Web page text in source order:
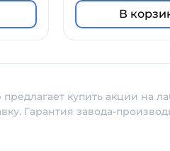
В
купить акции на
Гарантия завода-